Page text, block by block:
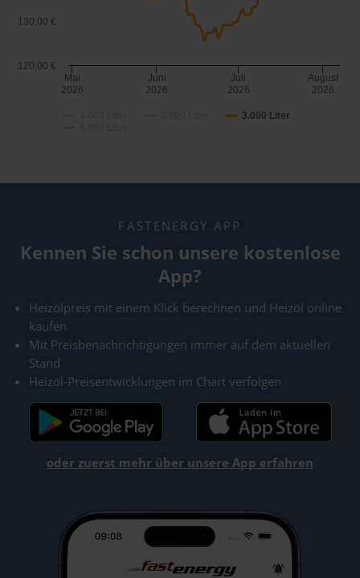
3.000 Liter
Mai
2026
Juni
2026
Juli
2026
August
2026
120,00 €
130,00 €
FASTENERGY APP
Kennen Sie schon unsere kostenlose
App?
Heizölpreis mit einem Klick berechnen und Heizöl online
kaufen
Mit Preisbenachrichtigungen immer auf dem aktuellen
Stand
Heizöl-Preisentwicklungen im Chart verfolgen
oder zuerst mehr über unsere App erfahren